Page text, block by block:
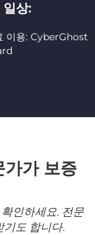
상:
이용: CyberGhost
가가 보증
인하세요. 전문
도 합니다.